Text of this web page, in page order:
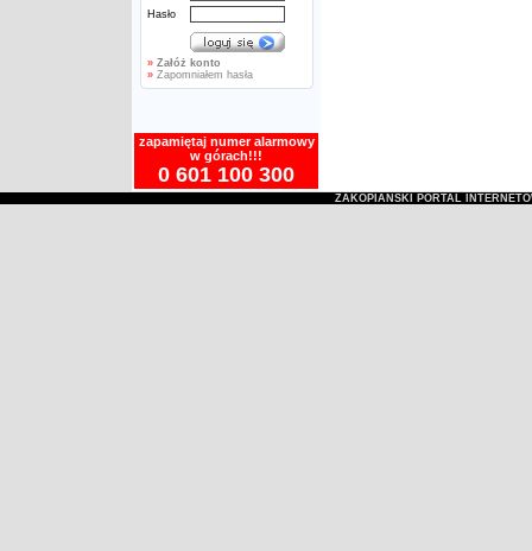
Hasło
» Załóż konto
»Zapomniałem hasła
zapamiętaj numer alarmowy
w górach!!!
0 601 100 300
ZAKOPIAŃSKI PORTAL